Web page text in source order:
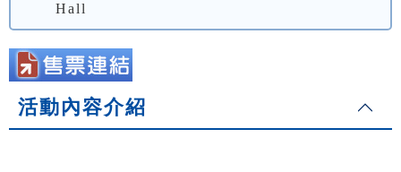
Hall
活動內容介紹